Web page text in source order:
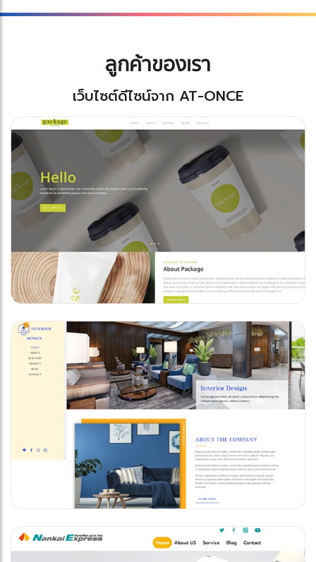
ลูกค้าของเรา
เว็บไซต์ดีไซน์จาก AT-ONCE